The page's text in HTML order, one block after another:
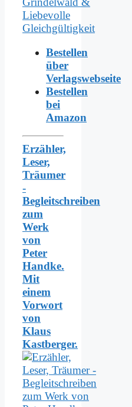
Bestellen
über
Verlagswebseite
Bestellen
bei
Amazon
Erzähler,
Leser,
Träumer
-
Begleitschreiben
zum
Werk
von
Peter
Handke.
Mit
einem
Vorwort
von
Klaus
Kastberger.